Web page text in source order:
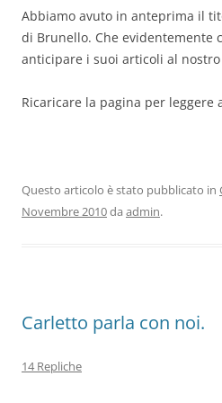
Abbiamo avuto in anteprima il
di Brunello. Che evidentemente
anticipare i suoi articoli al
Ricaricare la pagina per leggere
Questo articolo è stato pubblicato in
Novembre 2010da admin.
Carletto parla con noi.
14 Repliche